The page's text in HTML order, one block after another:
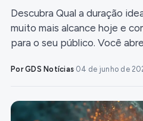
Descubra Qual a duração
muito mais alcance hoje e
para o seu público. Você
Por GDS Notícias·04 de junho de